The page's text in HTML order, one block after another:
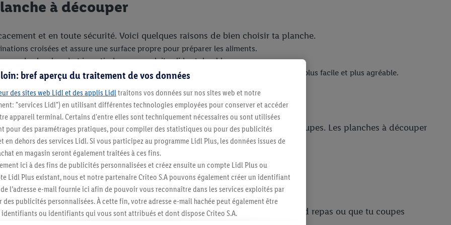
à découper
et en toute sécurité. Voici quelques raisons de bien choisir ta planche.
croisées et assure une surface propre pour préparer les aliments.
grande planche, c’est investir dans un produit solide et durable.
ou une planche multifonction, le bon matériau et le bon format rendent la cuisine plus facile et plus agréable.
jolies, elles offrent aussi une surface solide et durable pour toutes tes découpes. Les planches à découper
et le pain, et elles gardent leur qualité si tu en prends bien soin.
pour préparer de grandes quantités de nourriture. Que tu cuisines un grand repas ou que tu coupes
bref aperçu du traitement de vos données
des sites web Lidl et des applis Lidl traitons vos données sur nos sites web et notre
"services Lidl") en utilisant différentes technologies employées pour conserver et accéder
appareil terminal. Certains d'entre elles sont techniquement nécessaires ou sont utilisées
pour des paramétrages pratiques, pour compiler des statistiques ou pour des publicités
en dehors des services Lidl. Si vous participez au programme Lidl Plus, les données issues de
en magasin seront également traitées à ces fins.
ici à des fins de publicités personnalisées et créez ensuite un compte Lidl Plus ou
Lidl Plus existant, nous et notre partenaire Criteo S.A pouvons également créer un identifiant
l’adresse e-mail fournie ici afin de pouvoir vous reconnaître dans les services exploités par
publicités personnalisées. À cette fin, votre adresse e-mail hachée peut également être
identifiants ou identifiants qui vous sont attribués et dont dispose Criteo S.A.